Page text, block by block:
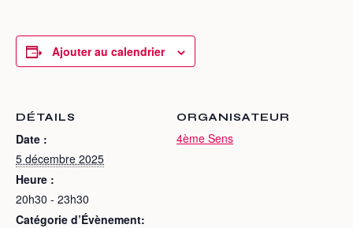
Ajouter au calendrier
DÉTAILS
Date :
5 décembre 2025
Heure :
20h30 - 23h30
Catégorie d’Évènement:
ORGANISATEUR
4ème Sens